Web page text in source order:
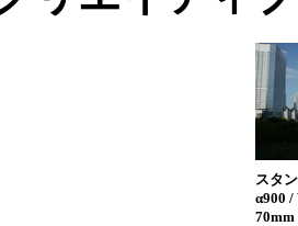
スタ
α900 /
70mm